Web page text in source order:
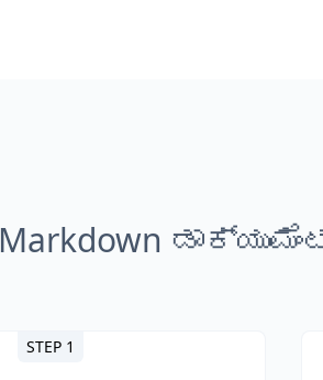
Markdown
STEP 1